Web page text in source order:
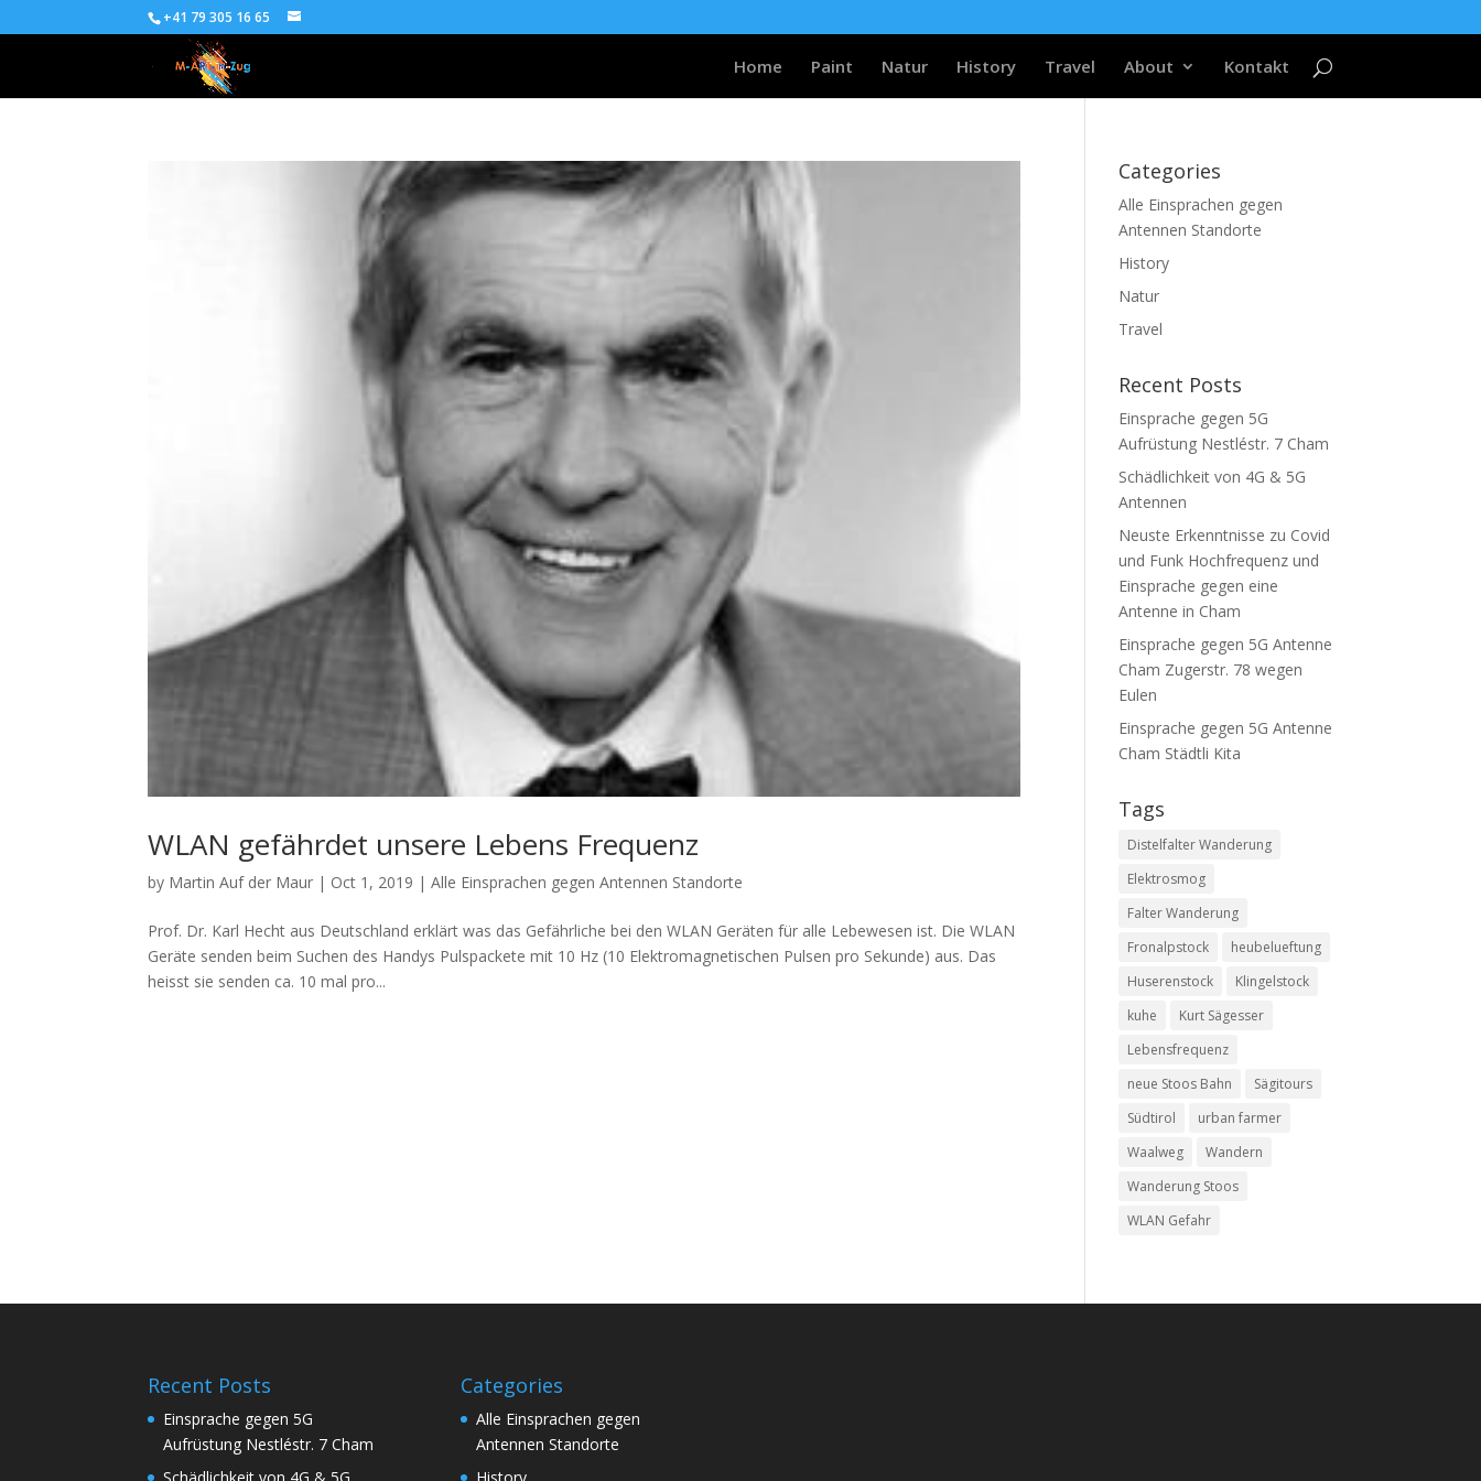
+41 79 305 16 65
Home Paint Natur History Travel About Kontakt
WLAN gefährdet unsere Lebens Frequenz
by Martin Auf der Maur | Oct 1, 2019 |Alle Einsprachen gegen Antennen Standorte
Prof. Dr. Karl Hecht aus Deutschland erklärt was das Gefährliche bei den WLAN Geräten für alle Lebewesen ist. Die WLAN
Geräte senden beim Suchen des Handys Pulspackete mit 10 Hz (10 Elektromagnetischen Pulsen pro Sekunde) aus. Das
heisst sie senden ca. 10 mal pro...
Categories
Alle Einsprachen gegen
Antennen Standorte
History
Natur
Travel
Recent Posts
Einsprache gegen 5G
Aufrüstung Nestléstr. 7 Cham
Schädlichkeit von 4G & 5G
Antennen
Neuste Erkenntnisse zu Covid
und Funk Hochfrequenz und
Einsprache gegen eine
Antenne in Cham
Einsprache gegen 5G Antenne
Cham Zugerstr. 78 wegen
Eulen
Einsprache gegen 5G Antenne
Cham Städtli Kita
Tags
Distelfalter Wanderung
Elektrosmog
Falter Wanderung
Fronalpstock
heubelueftung
Huserenstock
Klingelstock
kuhe
Kurt Sägesser
Lebensfrequenz
neue Stoos Bahn
Sägitours
Südtirol
urban farmer
Waalweg
Wandern
Wanderung Stoos
WLAN Gefahr
Recent Posts
Einsprache gegen 5G
Aufrüstung Nestléstr. 7 Cham
Schädlichkeit von 4G & 5G
Categories
Alle Einsprachen gegen
Antennen Standorte
History